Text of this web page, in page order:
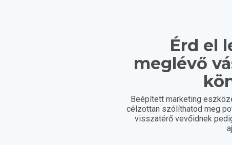
Érd el
meglévő
Beépített marketing
célzottan szólíthatod meg
visszatérő vevőidnek